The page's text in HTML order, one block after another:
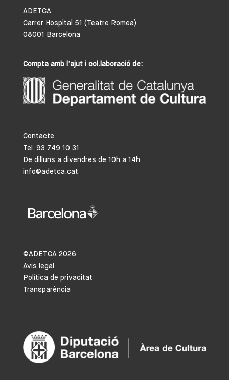
ADETCA
Carrer Hospital 51 (Teatre Romea)
08001 Barcelona
Compta amb l’ajut i col.laboració de:
Contacte
Tel. 93 749 10 31
De dilluns a divendres de 10h a 14h
info@adetca.cat
©ADETCA 2026
Avís legal
Política de privacitat
Transparència